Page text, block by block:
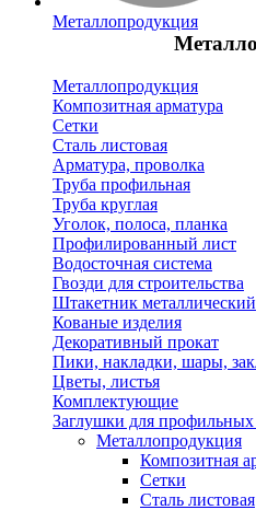
Металлопродукция
Металлопродукция
Композитная арматура
Сетки
Сталь листовая
Арматура, проволка
Труба профильная
Труба круглая
Уголок, полоса, планка
Профилированный лист
Водосточная система
Гвозди для строительства
Штакетник металлический
Кованые изделия
Декоративный прокат
Пики, накладки, шары,
Цветы, листья
Комплектующие
Заглушки для профильных
Металлопродукция
Композитная
Сетки
Сталь листовая